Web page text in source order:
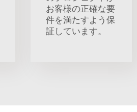
お客様の正確な要
件を満たすよう保
証しています。